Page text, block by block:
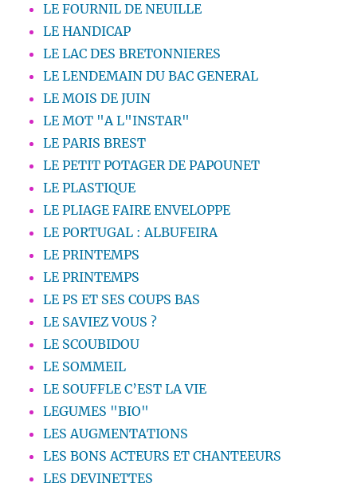
LE FOURNIL DE NEUILLE
LE HANDICAP
LE LAC DES BRETONNIERES
LE LENDEMAIN DU BAC GENERAL
LE MOIS DE JUIN
LE MOT "A L"INSTAR"
LE PARIS BREST
LE PETIT POTAGER DE PAPOUNET
LE PLASTIQUE
LE PLIAGE FAIRE ENVELOPPE
LE PORTUGAL : ALBUFEIRA
LE PRINTEMPS
LE PRINTEMPS
LE PS ET SES COUPS BAS
LE SAVIEZ VOUS ?
LE SCOUBIDOU
LE SOMMEIL
LE SOUFFLE C’EST LA VIE
LEGUMES "BIO"
LES AUGMENTATIONS
LES BONS ACTEURS ET CHANTEEURS
LES DEVINETTES